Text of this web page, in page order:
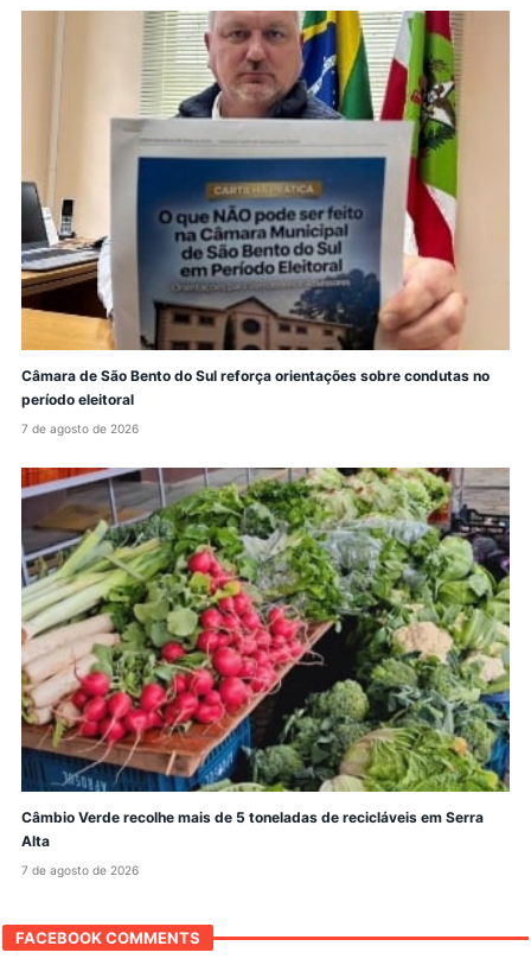
Câmara de São Bento do Sul reforça orientações sobre condutas no
período eleitoral
7 de agosto de 2026
Câmbio Verde recolhe mais de 5 toneladas de recicláveis em Serra
Alta
7 de agosto de 2026
FACEBOOK COMMENTS